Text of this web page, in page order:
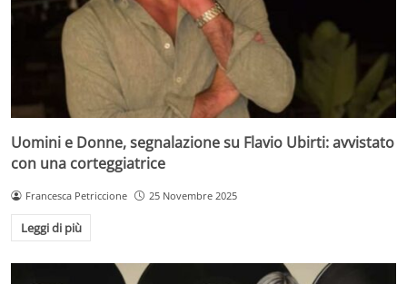
Uomini e Donne, segnalazione su Flavio Ubirti: avvistato
con una corteggiatrice
Francesca Petriccione 25 Novembre 2025
Leggi di più